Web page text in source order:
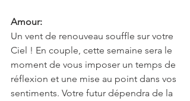
Amour:
Un vent de renouveau souffle sur votre
Ciel ! En couple, cette semaine sera le
moment de vous imposer un temps de
réflexion et une mise au point dans vos
sentiments. Votre futur dépendra de la